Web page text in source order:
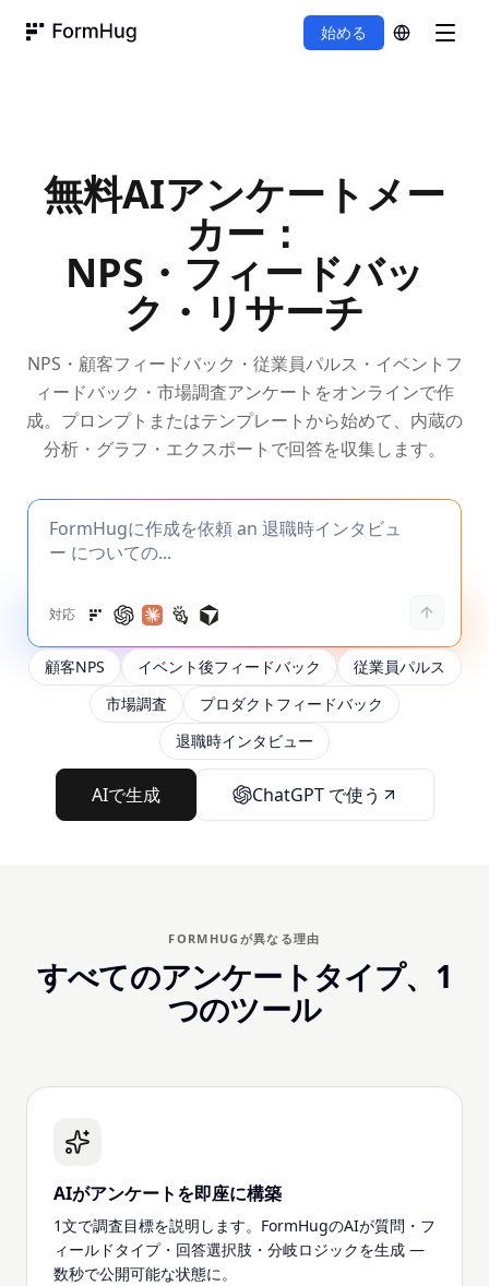
始める
無料AIアンケートメー
カー：
NPS・フィードバッ
ク・リサーチ
NPS・顧客フィードバック・従業員パルス・イベントフ
ィードバック・市場調査アンケートをオンラインで作
成。プロンプトまたはテンプレートから始めて、内蔵の
分析・グラフ・エクスポートで回答を収集します。
対応
顧客NPS イベント後フィードバック
従業員パルス
市場調査
プロダクトフィードバック
退職時インタビュー
AIで生成 ChatGPT で使う
FORMHUGが異なる理由
すべてのアンケートタイプ、1
つのツール
AIがアンケートを即座に構築
1文で調査目標を説明します。FormHugのAIが質問・フ
ィールドタイプ・回答選択肢・分岐ロジックを生成 —
数秒で公開可能な状態に。